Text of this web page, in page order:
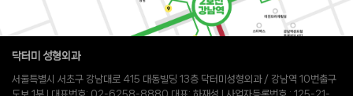
닥터미 성형외과
서울특별시 서초구 강남대로 415 대동빌딩 13층 닥터미성형외과 / 강남역 10번출구
도보 1분 l 대표번호: 02-6258-8880 대표: 하재성 l 사업자등록번호 : 125-21-